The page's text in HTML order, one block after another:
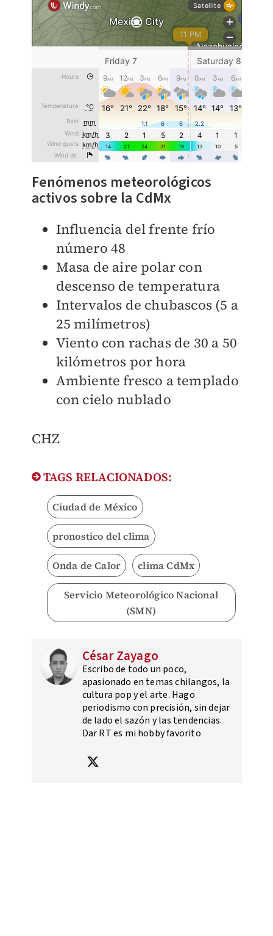
Fenómenos meteorológicos
activos sobre la CdMx
Influencia del frente frío
número 48
Masa de aire polar con
descenso de temperatura
Intervalos de chubascos (5 a
25 milímetros)
Viento con rachas de 30 a 50
kilómetros por hora
Ambiente fresco a templado
con cielo nublado
CHZ
TAGS RELACIONADOS:
Ciudad de México
pronostico del clima
Onda de Calor clima CdMx
Servicio Meteorológico Nacional
(SMN)
César Zayago
Escribo de todo un poco,
apasionado en temas chilangos, la
cultura pop y el arte. Hago
periodismo con precisión, sin dejar
de lado el sazón y las tendencias.
Dar RT es mi hobby favorito